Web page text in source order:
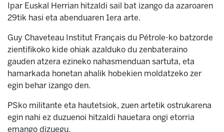
Ipar Euskal Herrian hitzaldi sail bat izango da azaroaren
29tik hasi eta abenduaren 1era arte.
Guy Chaveteau Institut Français du Pétrole-ko batzorde
zientifikoko kide ohiak azalduko du zenbateraino
gauden atzera ezineko nahasmenduan sartuta, eta
hamarkada honetan ahalik hobekien moldatzeko zer
egin behar izango den.
PSko militante eta hautetsiok, zuen artetik ostrukarena
egin nahi ez duzuenoi hitzaldi hauetara ongi etorria
emango dizuegu.